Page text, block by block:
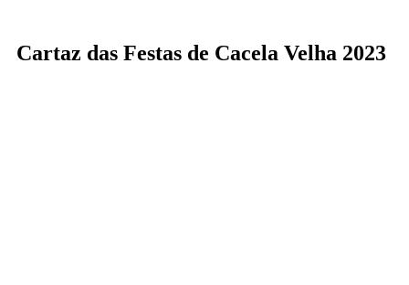
Cartaz das Festas de Cacela Velha 2023